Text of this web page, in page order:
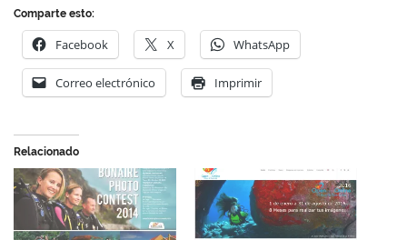
Comparte esto:
Facebook X WhatsApp
Correo electrónico Imprimir
Relacionado